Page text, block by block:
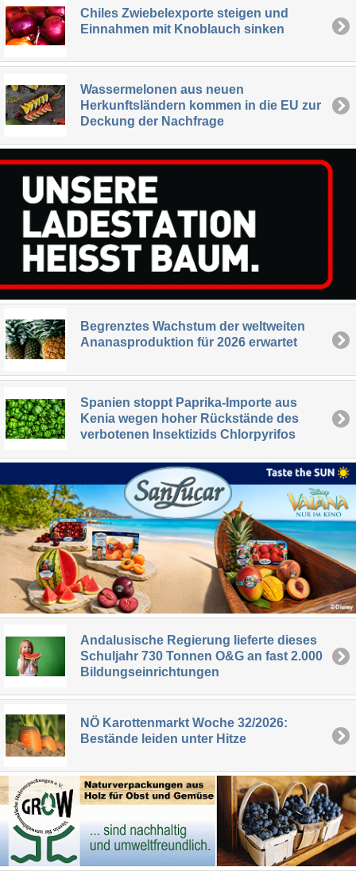
Chiles Zwiebelexporte steigen und
Einnahmen mit Knoblauch sinken
Wassermelonen aus neuen
Herkunftsländern kommen in die EU zur
Deckung der Nachfrage
Begrenztes Wachstum der weltweiten
Ananasproduktion für 2026 erwartet
Spanien stoppt Paprika-Importe aus
Kenia wegen hoher Rückstände des
verbotenen Insektizids Chlorpyrifos
Andalusische Regierung lieferte dieses
Schuljahr 730 Tonnen O&G an fast 2.000
Bildungseinrichtungen
NÖ Karottenmarkt Woche 32/2026:
Bestände leiden unter Hitze